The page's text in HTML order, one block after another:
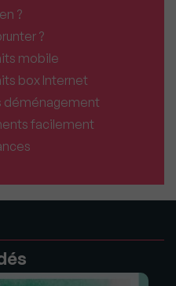
?
?
mobile
box Internet
déménagement
facilement